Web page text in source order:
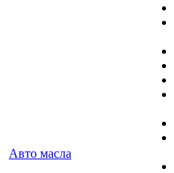
Авто масла